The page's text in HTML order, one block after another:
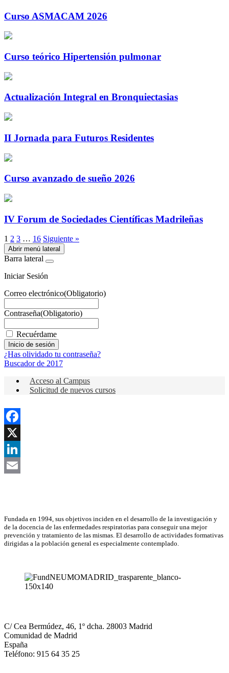
Curso ASMACAM 2026
Curso teórico Hipertensión pulmonar
Actualización Integral en Bronquiectasias
II Jornada para Futuros Residentes
Curso avanzado de sueño 2026
IV Forum de Sociedades Científicas Madrileñas
1 2 3 … 16 Siguiente »
Abrir menú lateral
Barra lateral
Iniciar Sesión
Correo electrónico(Obligatorio)
Contraseña(Obligatorio)
Recuérdame
¿Has olividado tu contraseña?
Buscador de 2017
Acceso al Campus
Solicitud de nuevos cursos
Facebook
X
LinkedIn
Fundada en 1994, sus objetivos inciden en el desarrollo de la investigación y
de la docencia de las enfermedades respiratorias para conseguir una mejor
prevención y tratamiento de las mismas. El desarrollo de actividades formativas
dirigidas a la población general es especialmente contemplado.
C/ Cea Bermúdez, 46, 1º dcha. 28003 Madrid
Comunidad de Madrid
España
Teléfono: 915 64 35 25